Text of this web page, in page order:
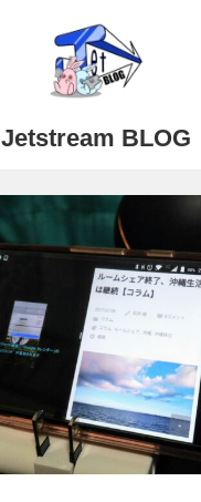
Jetstream BLOG